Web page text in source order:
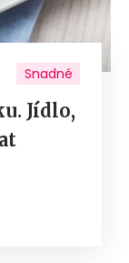
Snadné
Jídlo,